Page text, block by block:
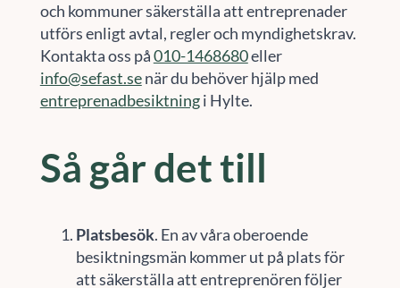
och kommuner säkerställa att entreprenader
utförs enligt avtal, regler och myndighetskrav.
Kontakta oss på010-1468680eller
info@sefast.senär du behöver hjälp med
entreprenadbesiktningi Hylte.
Så går det till
Platsbesök. En av våra oberoende
besiktningsmän kommer ut på plats för
att säkerställa att entreprenören följer